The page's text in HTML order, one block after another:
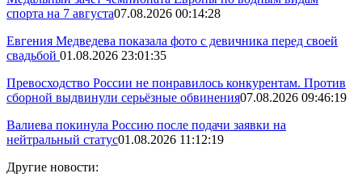
спорта на 7 августа07.08.2026 00:14:28
Евгения Медведева показала фото с девичника перед своей
свадьбой 01.08.2026 23:01:35
Превосходство России не понравилось конкурентам. Против
сборной выдвинули серьёзные обвинения07.08.2026 09:46:19
Валиева покинула Россию после подачи заявки на
нейтральный статус01.08.2026 11:12:19
Другие новости: